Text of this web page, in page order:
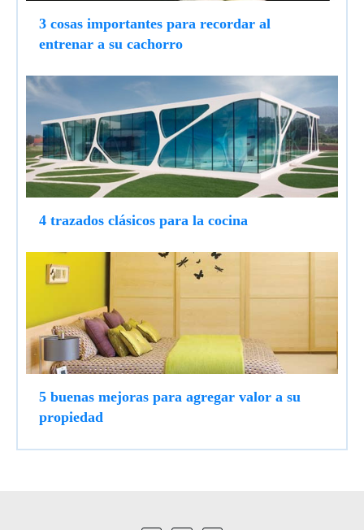
3 cosas importantes para recordar al
entrenar a su cachorro
4 trazados clásicos para la cocina
5 buenas mejoras para agregar valor a su
propiedad